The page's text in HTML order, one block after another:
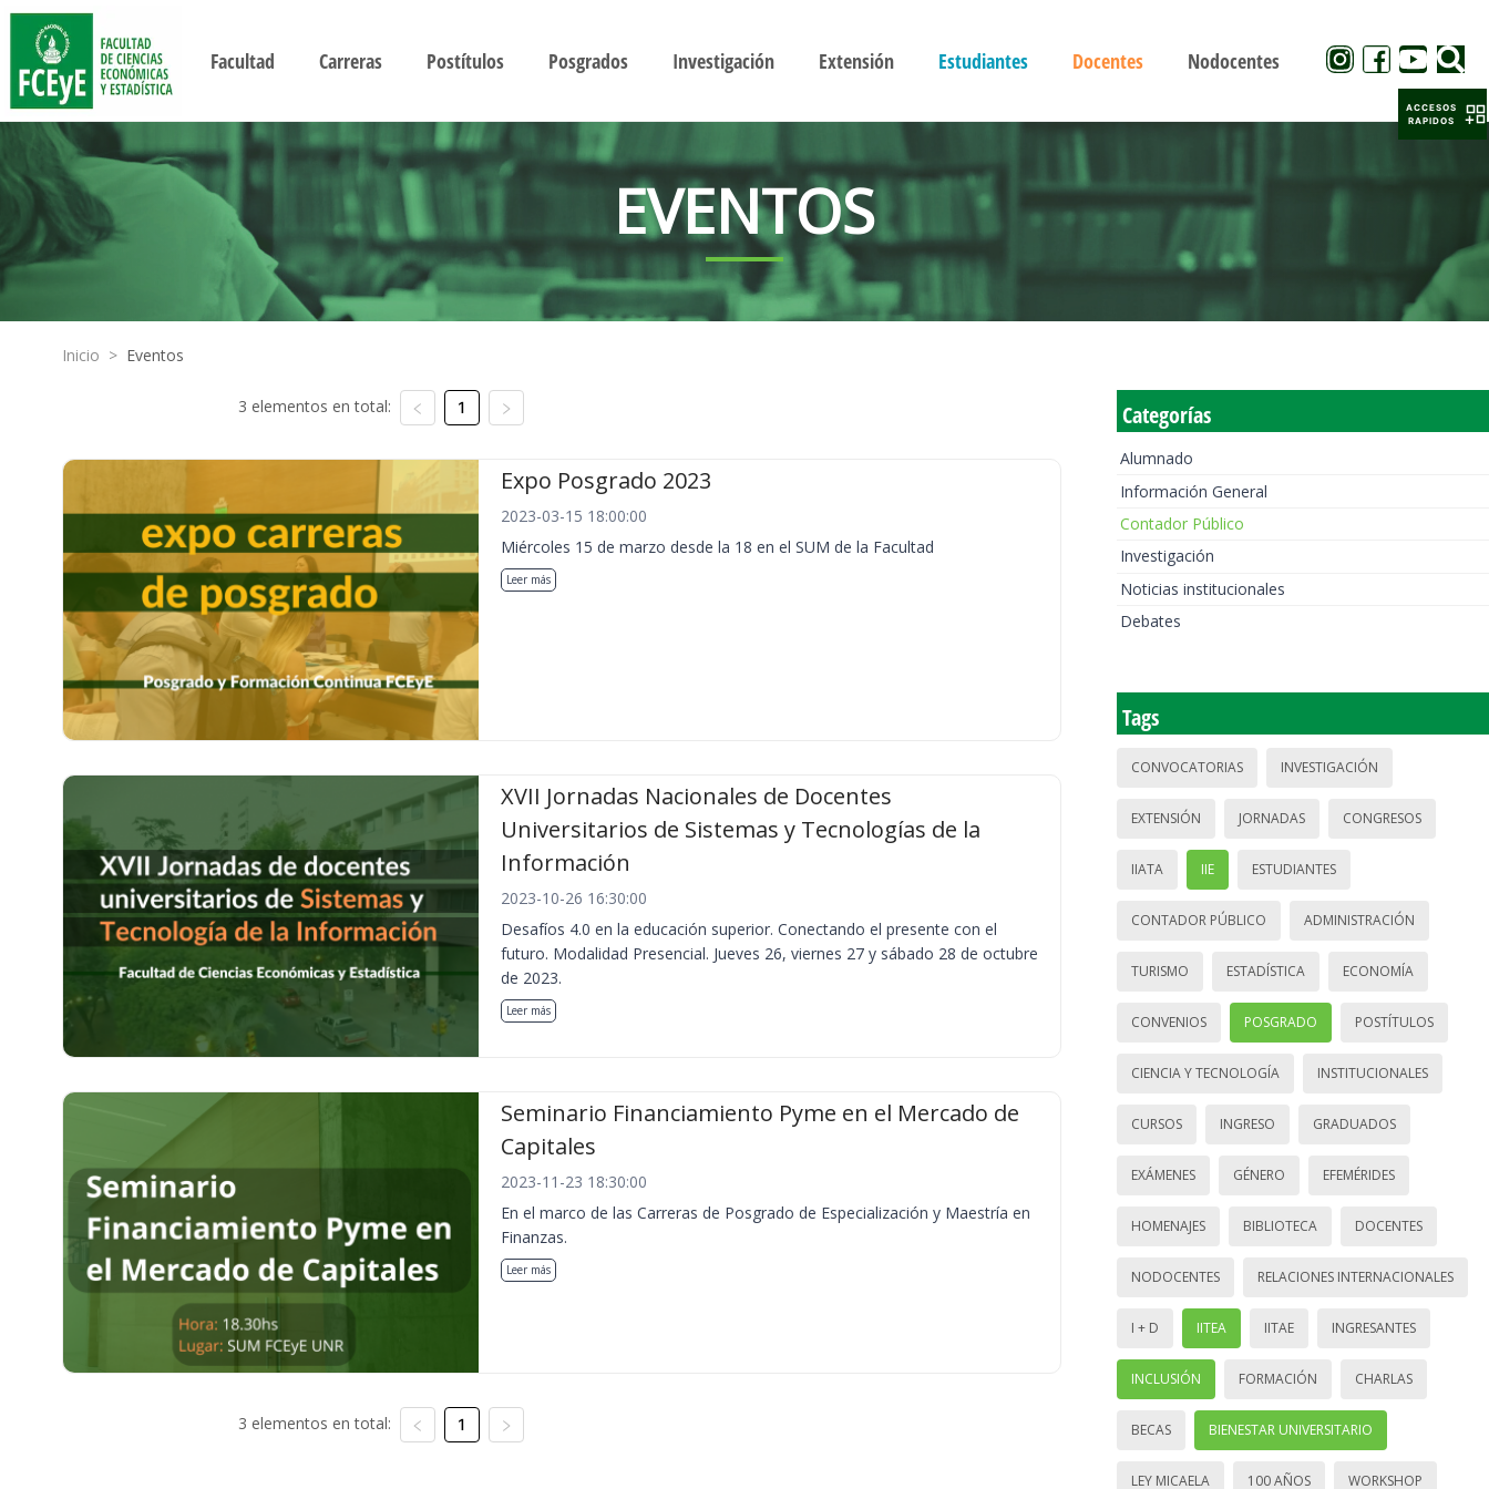
Facultad Carreras Postítulos Posgrados Investigación Extensión Estudiantes Docentes Nodocentes
EVENTOS
Inicio > Eventos
3 elementos en total: 1
Expo Posgrado 2023
2023-03-15 18:00:00
Miércoles 15 de marzo desde la 18 en el SUM de la Facultad
Leer más
XVII Jornadas Nacionales de Docentes
Universitarios de Sistemas y Tecnologías de la
Información
2023-10-26 16:30:00
Desafíos 4.0 en la educación superior. Conectando el presente con el
futuro. Modalidad Presencial. Jueves 26, viernes 27 y sábado 28 de octubre
de 2023.
Leer más
Seminario Financiamiento Pyme en el Mercado de
Capitales
2023-11-23 18:30:00
En el marco de las Carreras de Posgrado de Especialización y Maestría en
Finanzas.
Leer más
3 elementos en total: 1
Categorías
Alumnado
Información General
Contador Público
Investigación
Noticias institucionales
Debates
Tags
CONVOCATORIAS INVESTIGACIÓN
EXTENSIÓN JORNADAS CONGRESOS
IIATA IIE ESTUDIANTES
CONTADOR PÚBLICO ADMINISTRACIÓN
TURISMO ESTADÍSTICA ECONOMÍA
CONVENIOS POSGRADO POSTÍTULOS
CIENCIA Y TECNOLOGÍA INSTITUCIONALES
CURSOS INGRESO GRADUADOS
EXÁMENES GÉNERO EFEMÉRIDES
HOMENAJES BIBLIOTECA DOCENTES
NODOCENTES RELACIONES INTERNACIONALES
I + D IITEA IITAE INGRESANTES
INCLUSIÓN FORMACIÓN CHARLAS
BECAS BIENESTAR UNIVERSITARIO
LEY MICAELA 100 AÑOS WORKSHOP
ACCESOS
RAPIDOS